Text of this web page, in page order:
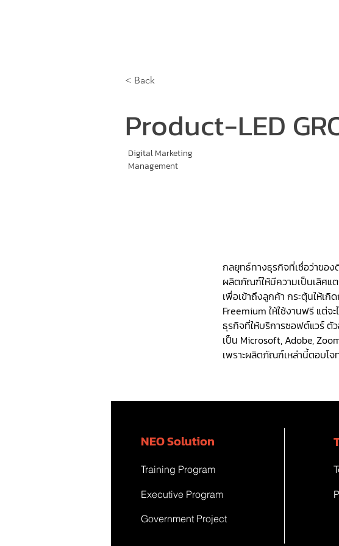
< Back
Product-LED
Digital Marketing
Management
กลยุทธ์ทางธุรกิจที่เชื่อว่าขอ
ผลิตภัณฑ์ให้มีความเป็นเลิศแ
เพื่อเข้าถึงลูกค้า กระตุ้นให้เกิ
Freemium ให้ใช้งานฟรี แต่จ
ธุรกิจที่ให้บริการซอฟต์แวร์ ตั
เป็น Microsoft, Adobe,
เพราะผลิตภัณฑ์เหล่านี้ตอบโ
NEO Solution
Training Program
Executive Program
Government Project